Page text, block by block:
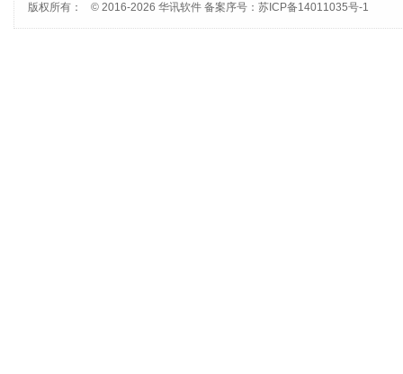
版权所有：
© 2016-2026 华讯软件 备案序号：苏ICP备14011035号-1